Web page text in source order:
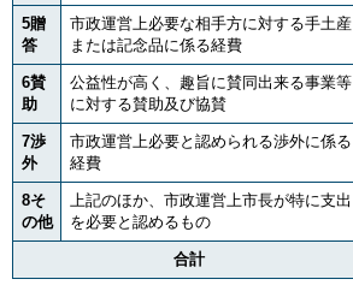
5贈
答
市政運営上必要な相手方に対する手土産
または記念品に係る経費
6賛
助
公益性が高く、趣旨に賛同出来る事業等
に対する賛助及び協賛
7渉
外
市政運営上必要と認められる渉外に係る
経費
8そ
の他
上記のほか、市政運営上市長が特に支出
を必要と認めるもの
合計